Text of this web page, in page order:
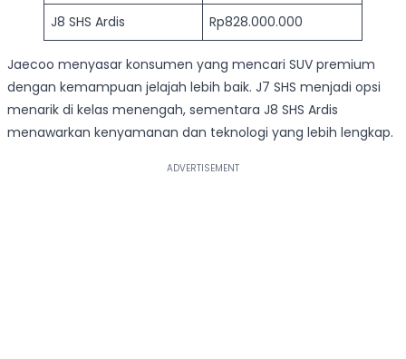
J8 SHS Ardis Rp828.000.000
Jaecoo menyasar konsumen yang mencari SUV premium
dengan kemampuan jelajah lebih baik. J7 SHS menjadi opsi
menarik di kelas menengah, sementara J8 SHS Ardis
menawarkan kenyamanan dan teknologi yang lebih lengkap.